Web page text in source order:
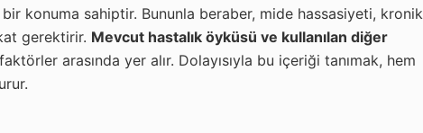
konuma sahiptir. Bununla beraber, mide hassasiyeti, kronik
gerektirir. Mevcut hastalık öyküsü ve kullanılan diğer
arasında yer alır. Dolayısıyla bu içeriği tanımak, hem